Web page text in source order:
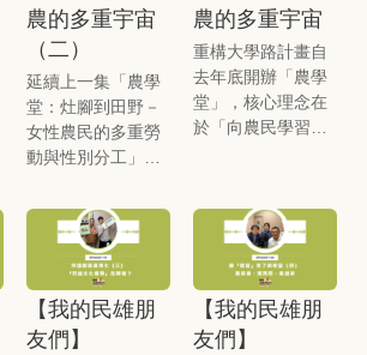
向極限。這種「自
我剝削」造成的過
勞，比工廠工人還
要嚴重。另外，也
邀請陳醫師聊聊前
面兩集農學堂談過
完粗重的工作，回
到家還要承擔大部
分的家務與照顧責
任，加上現有農機
具與工作場域設計
調的作業狀態，極
易產生與世隔絕的
「孤獨感」，對身
心都是巨大考驗。
透過陳醫師的視
同的勞動下可能產
生什麼樣的職業傷
農的多重宇宙
（二）
延續上一集「農學
堂：灶腳到田野－
女性農民的多重勞
動與性別分工」，
位女農妙語如珠，
將辛酸與甘甜交織
的務農生活描繪得
有聲有色，也更具
象地勾勒出女農日
常。當天現場迴響
農的多重宇宙
重構大學路計畫自
去年底開辦「農學
堂」，核心理念在
於「向農民學習」
話橋樑。首場講座
以「灶腳到田野—
女性農民的多重勞
動與性別分工」為
題，聚焦田間經常
【我的民雄朋
友們】
【我的民雄朋
友們】